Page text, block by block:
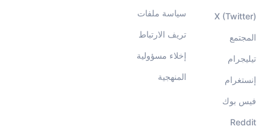
سياسة ملفات
تريف الارتباط
إخلاء مسؤولية
المنهجية
X (Twitter)
المجتمع
تيليجرام
إنستغرام
فيس بوك
Reddit